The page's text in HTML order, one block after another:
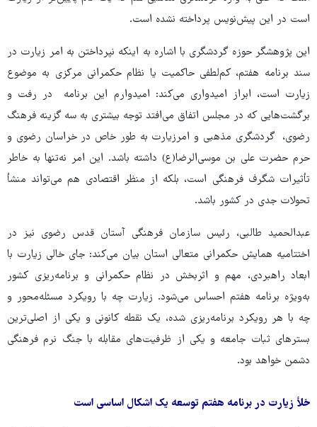
است در این پیش‌نویس پرداخته نشده است.
این پژوهشگر حوزه گردشگری با اشاره به اینکه نپرداختن به امر زیارت در
سند برنامه هفتم، کم‌لطفی حاکمیت یا نظام حکمرانی مرکزی به موضوع
زیارت است، ابراز امیدواری می‌کند: امیدوارم این برنامه در رفت و
برگشت‌هایی که در مجلس اتفاق می‌افتد توجه بیشتری به سه گزینه فرهنگ
رضوی، گردشگری مذهبی و امرزیارت به طور خاص در خراسان رضوی و
حرم حضرت علی بن موسی‌الرضا(ع) داشته باشد. این امر نه‌تنها به خاطر
تأثیرات شگرف فرهنگی است، بلکه از منظر اقتصادی هم می‌تواند منشأ
تحولات جدی در کشور باشد.
عبدالحمید طالبی، رئیس سازمان فرهنگی آستان قدس رضوی نیز در
اختتامیه همایش حکمرانی متعالی استان بیان می‌کند: جای خالی زیارت با
ابعاد راهبردی، مهم و اثربخش در نظام حکمرانی و برنامه‌ریزی کشور
به‌ویژه برنامه هفتم احساس می‌شود. زیارت چه با رویکرد مسئله‌محور و
چه با هر رویکرد برنامه‌ریزی شده، یک نقطه کانونی و یکی از اصلی‌ترین
بسترهای ثبات جامعه و یکی از ظرفیت‌های مقابله با جنگ نرم فرهنگی
دشمن خواهد بود.
خلأ زیارت در برنامه هفتم توسعه یک اشکال اساسی است